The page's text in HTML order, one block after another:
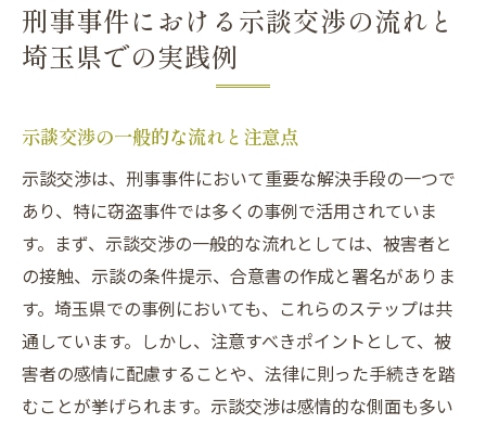
刑事事件における示談交渉の流れと
埼玉県での実践例
示談交渉の一般的な流れと注意点
示談交渉は、刑事事件において重要な解決手段の一つで
あり、特に窃盗事件では多くの事例で活用されていま
す。まず、示談交渉の一般的な流れとしては、被害者と
の接触、示談の条件提示、合意書の作成と署名がありま
す。埼玉県での事例においても、これらのステップは共
通しています。しかし、注意すべきポイントとして、被
害者の感情に配慮することや、法律に則った手続きを踏
むことが挙げられます。示談交渉は感情的な側面も多い